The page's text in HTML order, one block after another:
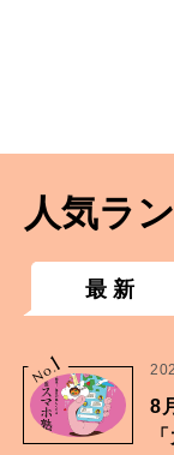
人気ラ
最 新
No.
1
8